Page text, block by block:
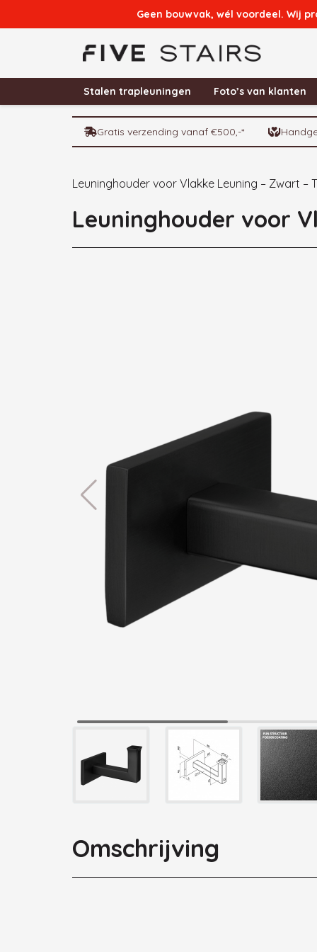
Geen bouwvak, wél voordeel. Wij
Stalen trapleuningen Foto’s van klanten
Gratis verzending vanaf €500,-*
Leuninghouder voor Vlakke Leuning – Zwart –
Leuninghouder voor
Omschrijving